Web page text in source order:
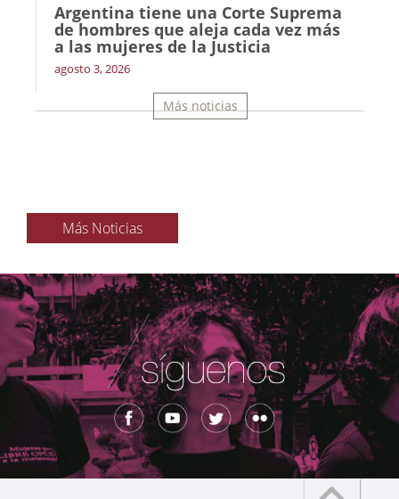
Argentina tiene una Corte Suprema
de hombres que aleja cada vez más
a las mujeres de la Justicia
agosto 3, 2026
Más noticias
Más Noticias